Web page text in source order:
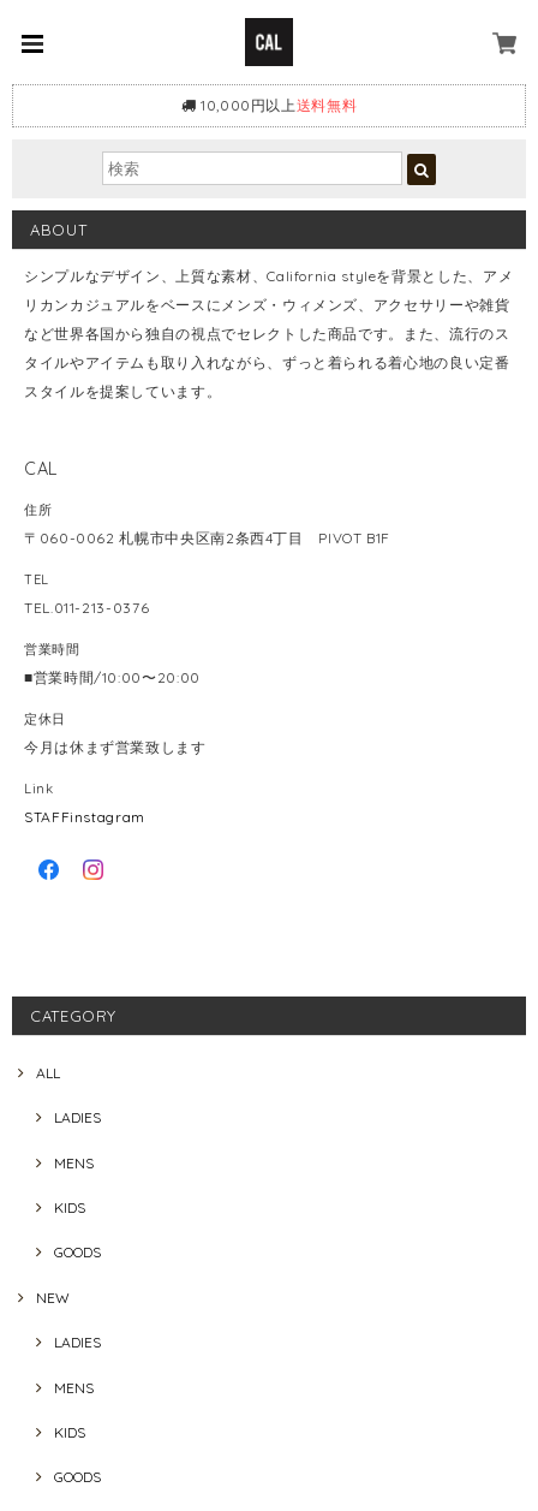
10,000円以上送料無料
ABOUT
シンプルなデザイン、上質な素材、California styleを背景とした、アメ
リカンカジュアルをベースにメンズ・ウィメンズ、アクセサリーや雑貨
など世界各国から独自の視点でセレクトした商品です。また、流行のス
タイルやアイテムも取り入れながら、ずっと着られる着心地の良い定番
スタイルを提案しています。
CAL
住所
〒060-0062 札幌市中央区南2条西4丁目 PIVOT B1F
TEL
TEL.011-213-0376
営業時間
■営業時間/10:00〜20:00
定休日
今月は休まず営業致します
Link
STAFFinstagram
CATEGORY
ALL
LADIES
MENS
KIDS
GOODS
NEW
LADIES
MENS
KIDS
GOODS